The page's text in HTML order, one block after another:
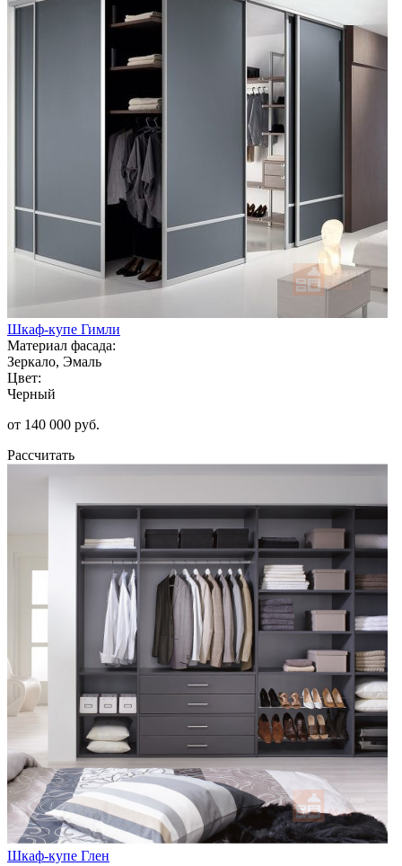
Шкаф-купе Гимли
Материал фасада:
Зеркало, Эмаль
Цвет:
Черный
от 140 000 руб.
Рассчитать
Шкаф-купе Глен